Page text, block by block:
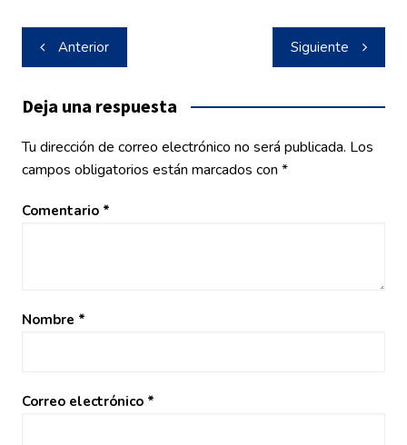
Navegación
de
entradas
Anterior Siguiente
Deja una respuesta
Tu dirección de correo electrónico no será publicada. Los
campos obligatorios están marcados con *
Comentario *
Nombre *
Correo electrónico *